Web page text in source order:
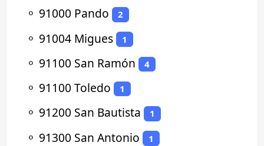
⚬ 91000 Pando 2
⚬ 91004 Migues 1
⚬ 91100 San Ramón 4
⚬ 91100 Toledo 1
⚬ 91200 San Bautista 1
⚬ 91300 San Antonio 1